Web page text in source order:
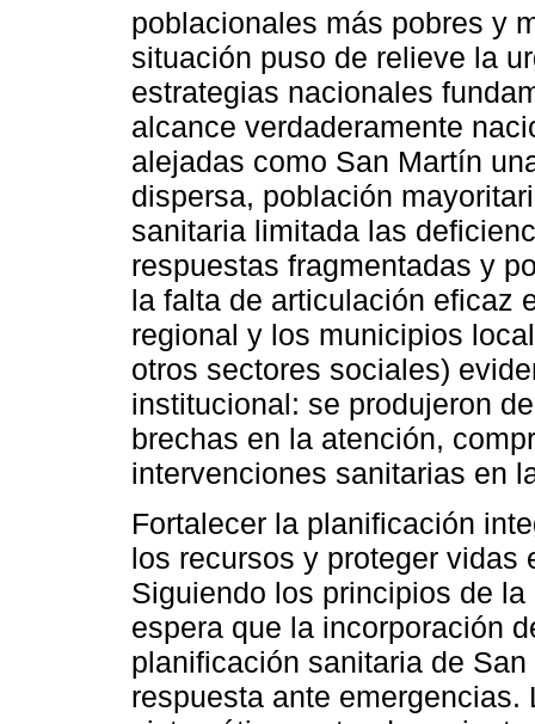
poblacionales más pobres y
situación puso de relieve la
estrategias nacionales
alcance verdaderamente
alejadas como San Martín
dispersa, población
sanitaria limitada las
respuestas fragmentadas y
la falta de articulación eficaz
regional y los municipios
otros sectores sociales)
institucional: se produjeron
brechas en la atención,
intervenciones sanitarias en
Fortalecer la planificación
los recursos y proteger
Siguiendo los principios de
espera que la incorporación
planificación sanitaria de
respuesta ante